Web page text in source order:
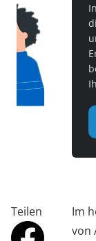
Teilen
Im
von